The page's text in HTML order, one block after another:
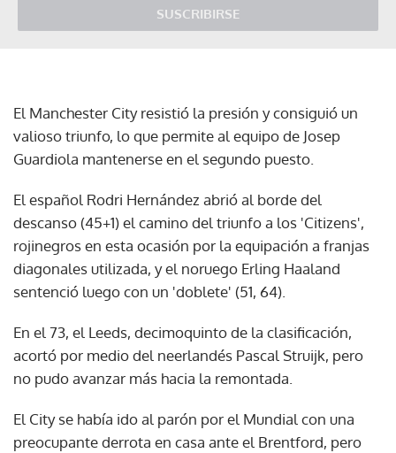
SUSCRIBIRSE
El Manchester City resistió la presión y consiguió un
valioso triunfo, lo que permite al equipo de Josep
Guardiola mantenerse en el segundo puesto.
El español Rodri Hernández abrió al borde del
descanso (45+1) el camino del triunfo a los 'Citizens',
rojinegros en esta ocasión por la equipación a franjas
diagonales utilizada, y el noruego Erling Haaland
sentenció luego con un 'doblete' (51, 64).
En el 73, el Leeds, decimoquinto de la clasificación,
acortó por medio del neerlandés Pascal Struijk, pero
no pudo avanzar más hacia la remontada.
El City se había ido al parón por el Mundial con una
preocupante derrota en casa ante el Brentford, pero